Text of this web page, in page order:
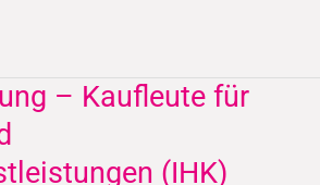
– Kaufleute für
(IHK)